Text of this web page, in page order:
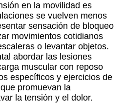
en la movilidad es
se vuelven menos
sensación de bloqueo
movimientos cotidianos
o levantar objetos.
abordar las lesiones
muscular con reposo
específicos y ejercicios de
promuevan la
la tensión y el dolor.